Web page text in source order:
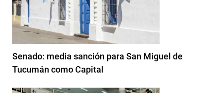
Senado: media sanción para San Miguel de
Tucumán como Capital